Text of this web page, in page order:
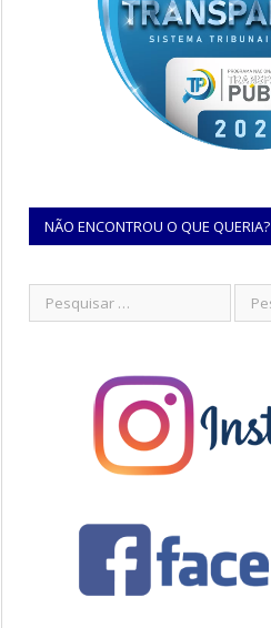
NÃO ENCONTROU O QUE QUERIA?